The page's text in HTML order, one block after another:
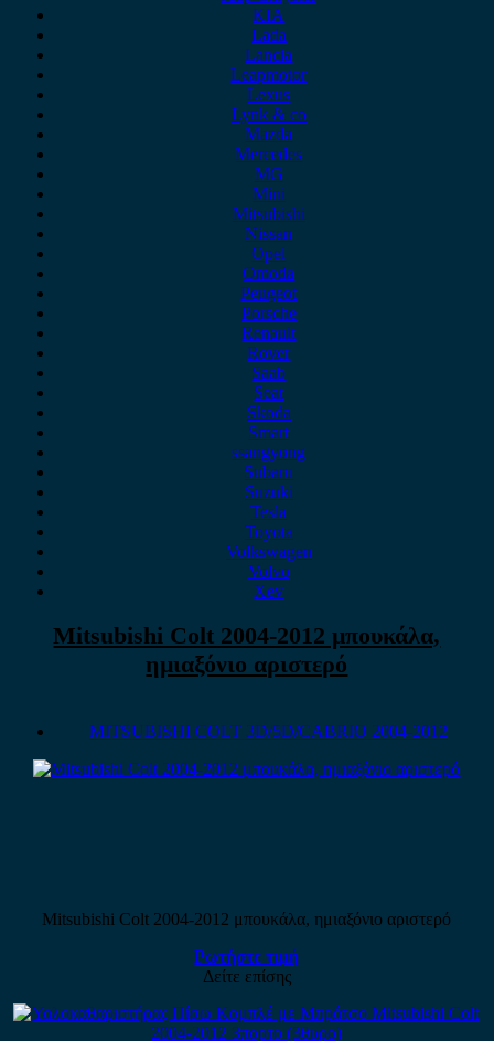
KIA
Lada
Lancia
Leapmotor
Lexus
Lynk & co
Mazda
Mercedes
MG
Mini
Mitsubishi
Nissan
Opel
Omoda
Peugeot
Porsche
Renault
Rover
Saab
Seat
Skoda
Smart
ssangyong
Subaru
Suzuki
Tesla
Toyota
Volkswagen
Volvo
Xev
Mitsubishi Colt 2004-2012 μπουκάλα,
ημιαξόνιο αριστερό
MITSUBISHI COLT 3D/5D/CABRIO 2004-2012
Mitsubishi Colt 2004-2012 μπουκάλα, ημιαξόνιο αριστερό
Ρωτήστε τιμή
Δείτε επίσης